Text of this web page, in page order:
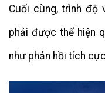
Cuối cùng, trình
phải được thể hiện
như phản hồi tích